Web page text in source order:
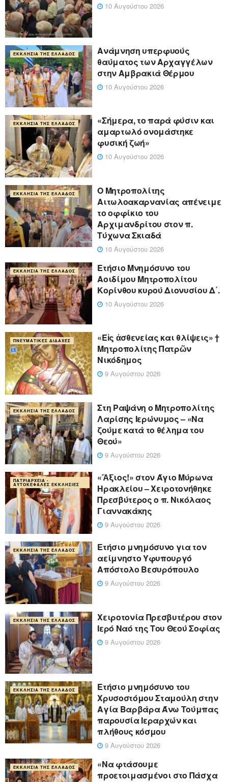
10 Αυγούστου 2026
ΕΚΚΛΗΣΊΑ ΤΗΣ ΕΛΛΆΔΟΣ
Ανάμνηση υπερφυούς
θαύματος των Αρχαγγέλων
στην Αμβρακιά Θέρμου
10 Αυγούστου 2026
ΕΚΚΛΗΣΊΑ ΤΗΣ ΕΛΛΆΔΟΣ
«Σήμερα, το παρά φύσιν και
αμαρτωλό ονομάστηκε
φυσική ζωή»
10 Αυγούστου 2026
ΕΚΚΛΗΣΊΑ ΤΗΣ ΕΛΛΆΔΟΣ
Ο Μητροπολίτης
Αιτωλοακαρνανίας απένειμε
το οφφίκιο του
Αρχιμανδρίτου στον π.
Τύχωνα Σκιαδά
10 Αυγούστου 2026
ΕΚΚΛΗΣΊΑ ΤΗΣ ΕΛΛΆΔΟΣ
Ετήσιο Μνημόσυνο του
Αοιδίμου Μητροπολίτου
Κορίνθου κυρού Διονυσίου Δ΄.
10 Αυγούστου 2026
ΠΝΕΥΜΑΤΙΚΈΣ ΔΙΔΑΧΈΣ
«Eἰς ἀσθενείας και θλίψεις» †
Μητροπολίτης Πατρῶν
Νικόδημος
9 Αυγούστου 2026
ΕΚΚΛΗΣΊΑ ΤΗΣ ΕΛΛΆΔΟΣ
Στη Ραψάνη ο Μητροπολίτης
Λαρίσης Ιερώνυμος – «Να
ζούμε κατά το θέλημα του
Θεού»
9 Αυγούστου 2026
ΠΑΤΡΙΑΡΧΕΊΑ -
ΑΥΤΟΚΈΦΑΛΕΣ ΕΚΚΛΗΣΊΕΣ
«Ἄξιος!» στον Άγιο Μύρωνα
Ηρακλείου – Χειροτονήθηκε
Πρεσβύτερος ο π. Νικόλαος
Γιαννακάκης
9 Αυγούστου 2026
ΕΚΚΛΗΣΊΑ ΤΗΣ ΕΛΛΆΔΟΣ
Ετήσιο μνημόσυνο για τον
αείμνηστο Υφυπουργό
Απόστολο Βεσυρόπουλο
9 Αυγούστου 2026
ΕΚΚΛΗΣΊΑ ΤΗΣ ΕΛΛΆΔΟΣ
Χειροτονία Πρεσβυτέρου στον
Ιερό Ναό της Του Θεού Σοφίας
9 Αυγούστου 2026
ΕΚΚΛΗΣΊΑ ΤΗΣ ΕΛΛΆΔΟΣ
Ετήσιο μνημόσυνο του
Χρυσοστόμου Σταμούλη στην
Αγία Βαρβάρα Άνω Τούμπας
παρουσία Ιεραρχών και
πλήθους κόσμου
9 Αυγούστου 2026
ΕΚΚΛΗΣΊΑ ΤΗΣ ΕΛΛΆΔΟΣ
«Να φτάσουμε
προετοιμασμένοι στο Πάσχα